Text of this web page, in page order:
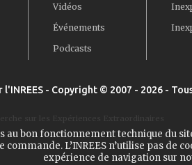
Vidéos
Événements
Podcasts
- Copyright © 2007 - 2026 -
au bon fonctionnement technique
L’INREES n’utilise pas de
expérience de navigation sur